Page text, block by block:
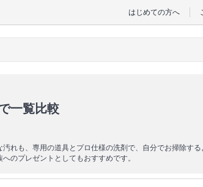
はじめての方へ
一覧比較
も、専用の道具とプロ仕様の洗剤で、自分でお掃除する
のプレゼントとしてもおすすめです。